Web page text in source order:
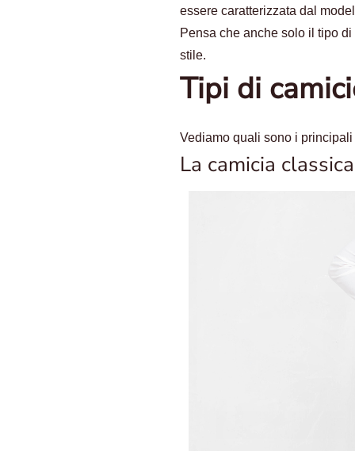
essere caratterizzata dal
Pensa che anche solo il tipo
stile.
Tipi di
Vediamo quali sono i
La camicia classica